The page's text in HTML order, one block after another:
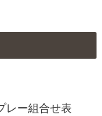
レー組合せ表